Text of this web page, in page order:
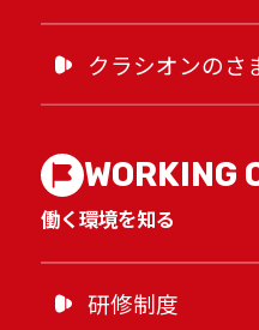
クラシオンのさ
WORKING
働く環境を知る
研修制度